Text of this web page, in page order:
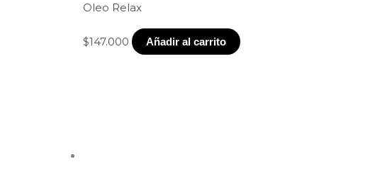
Oleo Relax
1. Shampoo Bain Oléo-Relax 250 ml
$147.000 Añadir al carrito